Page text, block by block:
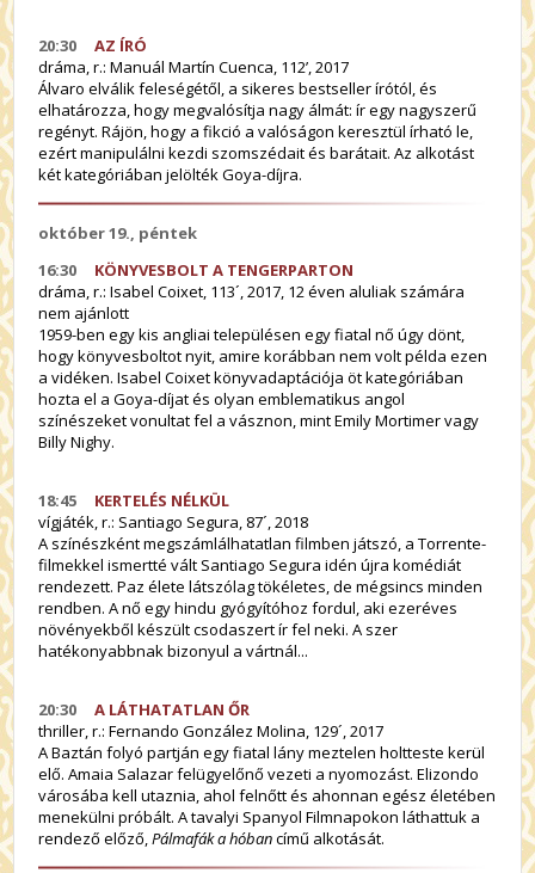
20:30AZ ÍRÓ
dráma,r.: Manuál Martín Cuenca, 112’, 2017
Álvaro elválik feleségétől, a sikeres bestseller írótól, és
elhatározza, hogy megvalósítja nagy álmát: ír egy nagyszerű
regényt. Rájön, hogy a fikció a valóságon keresztül írható le,
ezért manipulálni kezdi szomszédait és barátait. Az alkotást
két kategóriában jelölték Goya-díjra.
október 19., péntek
16:30 KÖNYVESBOLT A TENGERPARTON
dráma,r.: Isabel Coixet, 113´, 2017, 12 éven aluliak számára
nem ajánlott
1959-ben egy kis angliai településen egy fiatal nő úgy dönt,
hogy könyvesboltot nyit, amire korábban nem volt példa ezen
a vidéken. Isabel Coixet könyvadaptációja öt kategóriában
hozta el a Goya-díjat és olyan emblematikus angol
színészeket vonultat fel a vásznon, mint Emily Mortimer vagy
Billy Nighy.
18:45 KERTELÉS NÉLKÜL
vígjáték,r.: Santiago Segura, 87´, 2018
A színészként megszámlálhatatlan filmben játszó, a Torrente-
filmekkel ismertté vált Santiago Segura idén újra komédiát
rendezett. Paz élete látszólag tökéletes, de mégsincs minden
rendben. A nő egy hindu gyógyítóhoz fordul, aki ezeréves
növényekből készült csodaszert ír fel neki. A szer
hatékonyabbnak bizonyul a vártnál...
20:30A LÁTHATATLAN ŐR
thriller,r.: Fernando González Molina, 129´, 2017
A Baztán folyó partján egy fiatal lánymeztelenholtteste kerül
elő. Amaia Salazar felügyelőnő vezeti a nyomozást. Elizondo
városába kell utaznia, ahol felnőtt és ahonnan egész életében
menekülni próbált. A tavalyi Spanyol Filmnapokon láthattuk a
rendező előző,Pálmafák a hóbancímű alkotását.